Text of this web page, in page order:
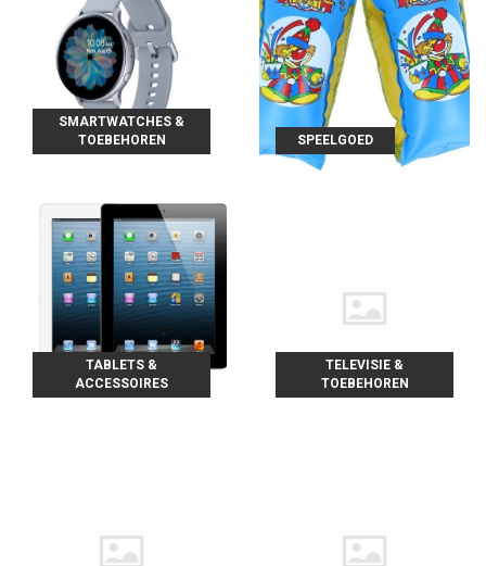
SMARTWATCHES &
TOEBEHOREN
SPEELGOED
TABLETS &
ACCESSOIRES
TELEVISIE &
TOEBEHOREN